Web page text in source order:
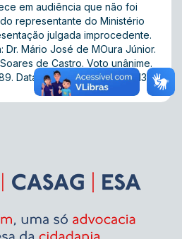
em audiência que não foi
representante do Ministério
julgada improcedente.
Dr. Mário José de MOura Júnior.
de Castro. Voto unânime.
Data da Sessão: 22/08/2013.